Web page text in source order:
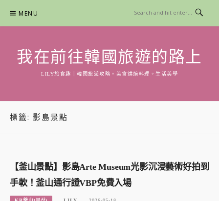
content
MENU
我在前往韓國旅遊的路上
LILY旅食趣｜韓國旅遊攻略。美食烘焙料理。生活美學
標籤: 影島景點
【釜山景點】影島Arte Museum光影沉浸藝術好拍到
手軟！釜山通行證VBP免費入場